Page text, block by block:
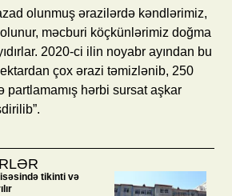
olunmuş ərazilərdə kəndlərimiz,
məcburi köçkünlərimiz doğma
2020-ci ilin noyabr ayından bu
çox ərazi təmizlənib, 250
partlamamış hərbi sursat aşkar
tikinti və